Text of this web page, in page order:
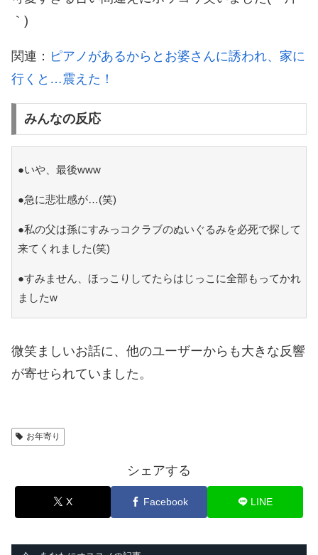
｀)
関連： ピアノがあるからとお婆さんに誘われ、家に
行くと…震えた！
みんなの反応
●いや、最後www
●急に悲壮感が…(笑)
●私の父は孫にすみっコクラブのぬいぐるみを必死で探して
来てくれました(笑)
●すみません、ほっこりしてたらはじっこに全部もってかれ
ましたw
微笑ましいお話に、他のユーザーからも大きな反響
が寄せられていました。
お年寄り
シェアする
X Facebook LINE